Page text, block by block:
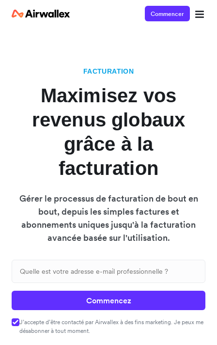
Commencer
FACTURATION
Maximisez vos
revenus globaux
grâce à la
facturation
Gérer le processus de facturation de bout en
bout, depuis les simples factures et
abonnements uniques jusqu'à la facturation
avancée basée sur l'utilisation.
Commencez
J’accepte d’être contacté par Airwallex à des fins marketing. Je peux me
désabonner à tout moment.